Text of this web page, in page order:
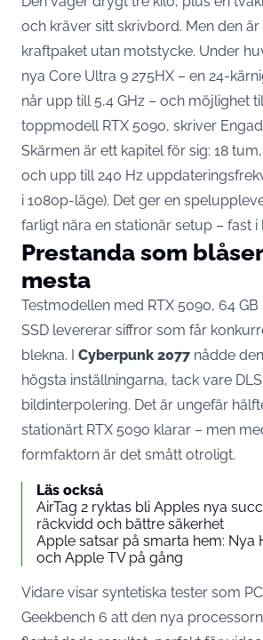
och kräver sitt skrivbord. Men den
kraftpaket utan motstycke. Under
nya Core Ultra 9 275HX – en 24-
når upp till 5,4 GHz – och möjlighet
toppmodell RTX 5090, skriver
Skärmen är ett kapitel för sig: 18
och upp till 240 Hz
i 1080p-läge). Det ger en
farligt nära en stationär setup – fast
Prestanda som
mesta
Testmodellen med RTX 5090, 64 GB
SSD levererar siffror som får
blekna. I Cyberpunk 2077 nådde
högsta inställningarna, tack vare
bildinterpolering. Det är ungefär
stationärt RTX 5090 klarar – men
formfaktorn är det smått otroligt.
Läs också
AirTag 2 ryktas bli Apples nya
räckvidd och bättre säkerhet
Apple satsar på smarta hem: Nya
och Apple TV på gång
Vidare visar syntetiska tester som
Geekbench 6 att den nya